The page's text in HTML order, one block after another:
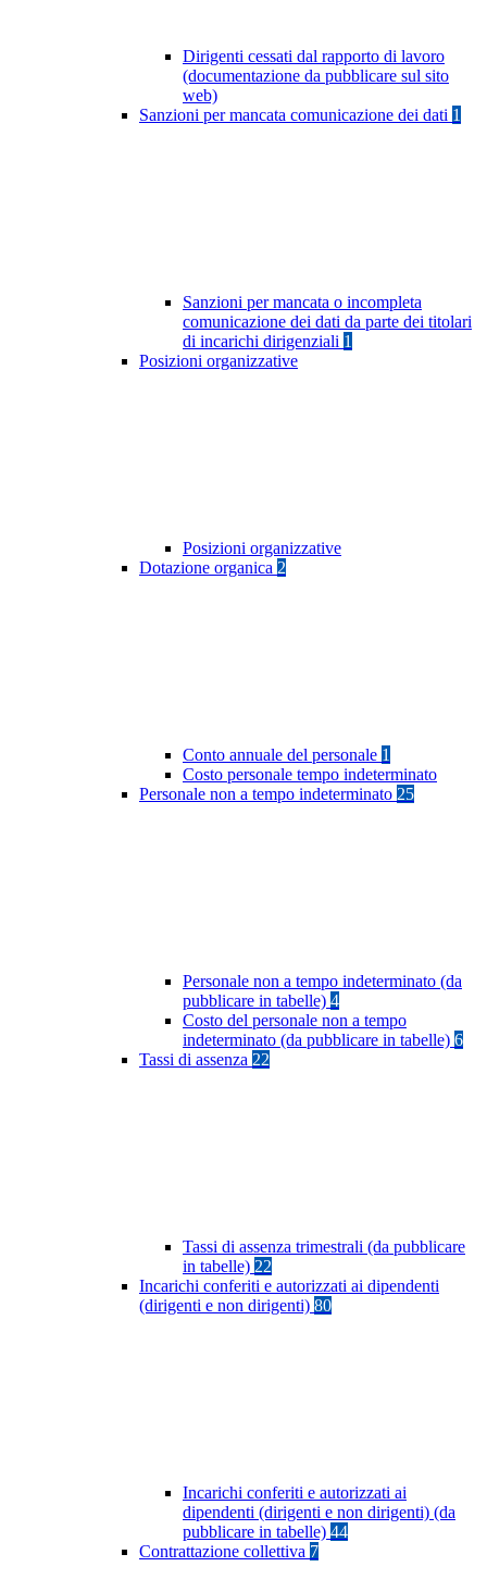
Dirigenti cessati dal rapporto di lavoro
(documentazione da pubblicare sul sito
web)
Sanzioni per mancata comunicazione dei dati 1
Sanzioni per mancata o incompleta
comunicazione dei dati da parte dei titolari
di incarichi dirigenziali 1
Posizioni organizzative
Posizioni organizzative
Dotazione organica 2
Conto annuale del personale 1
Costo personale tempo indeterminato
Personale non a tempo indeterminato 25
Personale non a tempo indeterminato (da
pubblicare in tabelle) 4
Costo del personale non a tempo
indeterminato (da pubblicare in tabelle) 6
Tassi di assenza 22
Tassi di assenza trimestrali (da pubblicare
in tabelle) 22
Incarichi conferiti e autorizzati ai dipendenti
(dirigenti e non dirigenti) 80
Incarichi conferiti e autorizzati ai
dipendenti (dirigenti e non dirigenti) (da
pubblicare in tabelle) 44
Contrattazione collettiva 7